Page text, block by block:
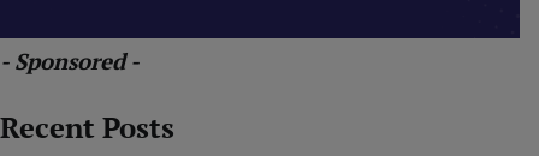
- Sponsored -
Recent Posts